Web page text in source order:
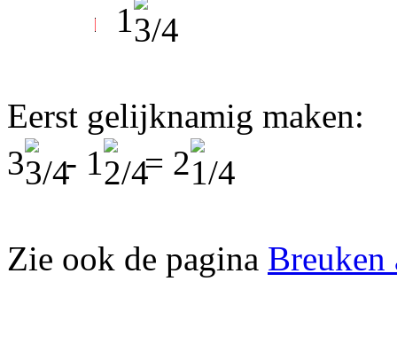
1
Eerst gelijknamig maken:
3
- 1 = 2
Zie ook de pagina Breuken